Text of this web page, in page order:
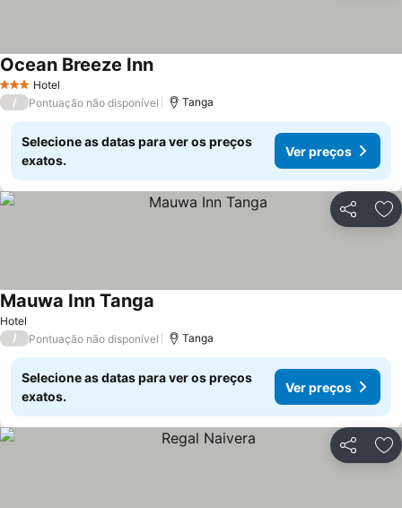
3 EstrelasHotel
Ocean Breeze Inn
/ Pontuação não disponível Tanga
Selecione as datas para ver os preços
exatos.
Ver preços
Partilhar
Hotel
Mauwa Inn Tanga
/ Pontuação não disponível Tanga
Selecione as datas para ver os preços
exatos.
Ver preços
Partilhar